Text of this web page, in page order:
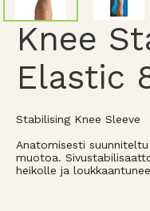
Knee
Elastic
Stabilising Knee Sleeve
Anatomisesti
muotoa.
heikolle ja